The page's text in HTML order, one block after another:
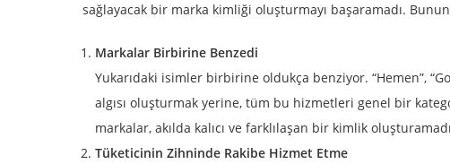
sağlayacak bir marka kimliği oluşturmayı başaramadı.
Markalar Birbirine Benzedi
Yukarıdaki isimler birbirine oldukça benziyor. “Hemen”,
algısı oluşturmak yerine, tüm bu hizmetleri genel bir
markalar, akılda kalıcı ve farklılaşan bir kimlik
Tüketicinin Zihninde Rakibe Hizmet Etme